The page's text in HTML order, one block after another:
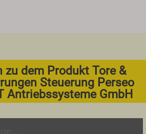
zu dem Produkt Tore &
Steuerung Perseo
Antriebssysteme GmbH